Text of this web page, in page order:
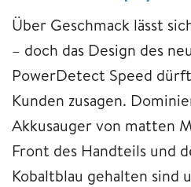
Über Geschmack lässt
– doch das Design des
PowerDetect Speed
Kunden zusagen.
Akkusauger von matten
Front des Handteils und
Kobaltblau gehalten sind